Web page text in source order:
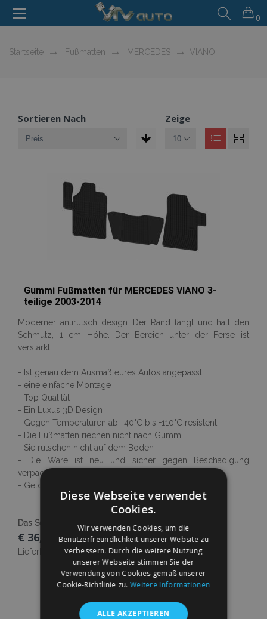
0
Startseite Fußmatten MERCEDES VIANO
Sortieren Nach Zeige
Gummi Fußmatten für MERCEDES VIANO 3-
teilige 2003-2014
Moderner antirutsch design. Der Rand fängt und hält den
Schmutz, 1 cm Höhe. Der Bereich unter der Ferse ist
verstärkt.
- Ist genau dem Ausmaß eures Autos angepasst
- eine einfache Montage
- Top Qualität
- Ein Luxus 3D Design
- Gegen Temperaturen ab -40°C bis +110°C resistent
- Die Fußmatten riechen nicht nach Gummi
- Sie rutschen nicht auf dem Boden
- Die Ware ist neu und sicher gegen Beschädigung
verpackt
- Geld-zurück-Garantie
Das Set enthält 3 Stück Mehr erfahren
€ 36,00
Lieferbarkeit: Auf Lager
In Den Warenkorb
Zur
Diese Webseite verwendet
Cookies.
Wir verwenden Cookies, um die
Benutzerfreundlichkeit unserer Website zu
verbessern. Durch die weitere Nutzung
unserer Webseite stimmen Sie der
Verwendung von Cookies gemäß unserer
Cookie-Richtlinie zu.Weitere Informationen
ALLE AKZEPTIEREN